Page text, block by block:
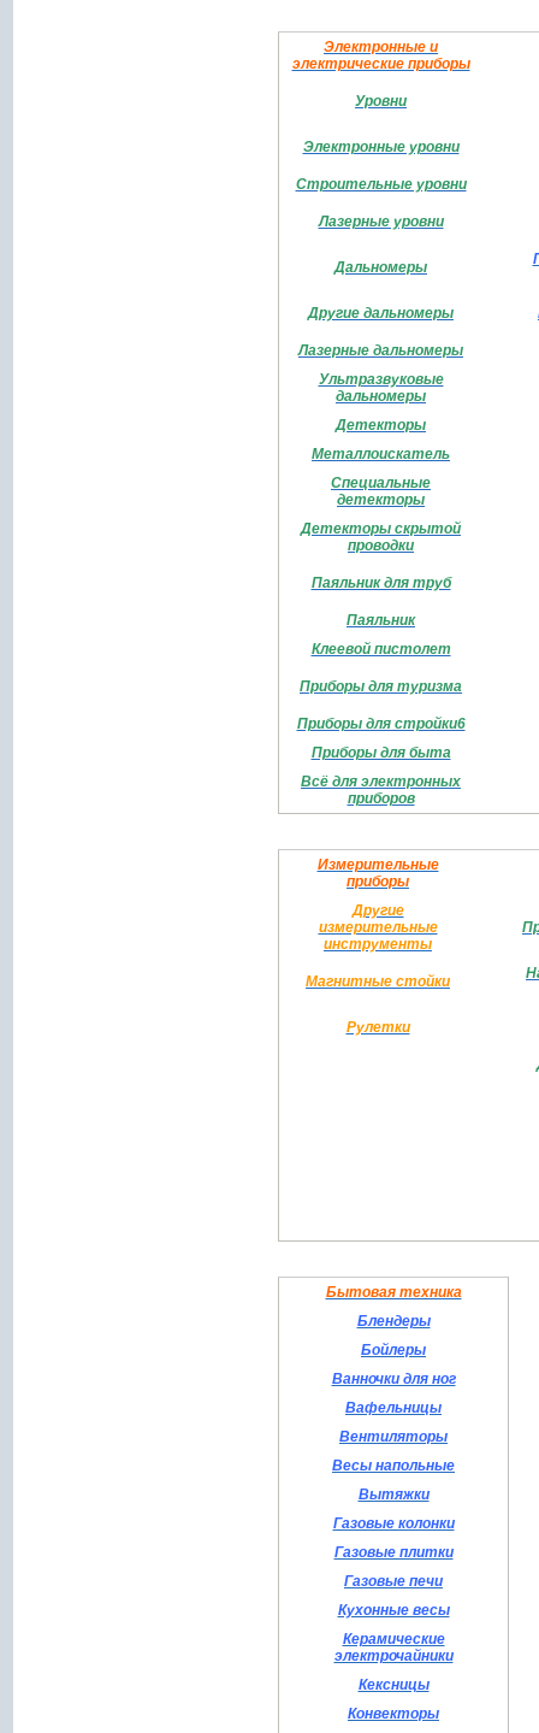
Электронные и
электрические приборы
Уровни
Электронные уровни
Строительные уровни
Лазерные уровни
Дальномеры
Другие дальномеры
Лазерные дальномеры
Ультразвуковые
дальномеры
Детекторы
Металлоискатель
Специальные
детекторы
Детекторы скрытой
проводки
Паяльник для труб
Паяльник
Клеевой пистолет
Приборы для туризма
Приборы для стройки6
Приборы для быта
Всё для электронных
приборов
Измерительные
приборы
Другие
измерительные
инструменты
Магнитные стойки
Рулетки
Бытовая техника
Блендеры
Бойлеры
Ванночки для ног
Вафельницы
Вентиляторы
Весы напольные
Вытяжки
Газовые колонки
Газовые плитки
Газовые печи
Кухонные весы
Керамические
электрочайники
Кексницы
Конвекторы